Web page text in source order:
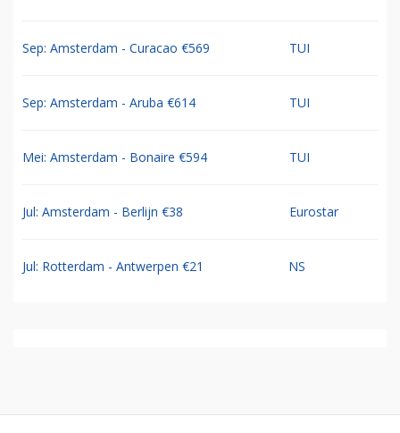
Sep: Amsterdam - Curacao €569 TUI
Sep: Amsterdam - Aruba €614 TUI
Mei: Amsterdam - Bonaire €594 TUI
Jul: Amsterdam - Berlijn €38 Eurostar
Jul: Rotterdam - Antwerpen €21 NS